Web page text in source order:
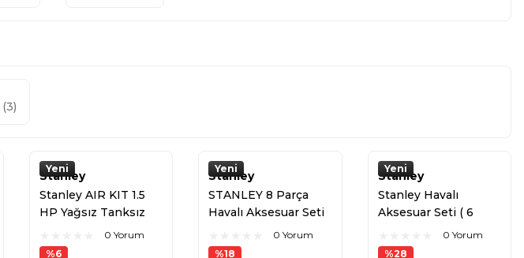
(3)
Yeni
Stanley
Stanley AIR KIT 1.5
HP Yağsız Tanksız
Hava Kompresörü
0 Yorum
%6
Yeni
Stanley
STANLEY 8 Parça
Havalı Aksesuar Seti
(9045671STN)0 Yorum
%18
Yeni
Stanley
Stanley Havalı
Aksesuar Seti ( 6
0 Yorum
%28